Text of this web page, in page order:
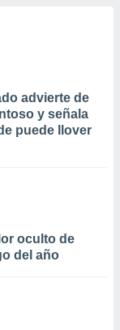
advierte de
y señala
puede llover
oculto de
del año